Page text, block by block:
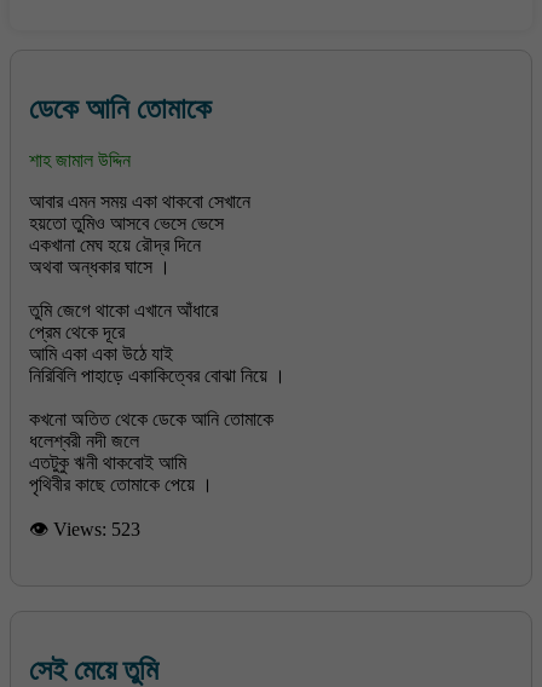
ডেকে আনি তোমাকে
শাহ জামাল উদ্দিন
আবার এমন সময় একা থাকবো সেখানে
হয়তো তুমিও আসবে ভেসে ভেসে
একখানা মেঘ হয়ে রৌদ্র দিনে
অথবা অন্ধকার ঘাসে ।
তুমি জেগে থাকো এখানে আঁধারে
প্রেম থেকে দূরে
আমি একা একা উঠে যাই
নিরিবিলি পাহাড়ে একাকিত্বের বোঝা নিয়ে ।
কখনো অতিত থেকে ডেকে আনি তোমাকে
ধলেশ্বরী নদী জলে
এতটুকু ঋনী থাকবোই আমি
👁 Views: 523
সেই মেয়ে তুমি